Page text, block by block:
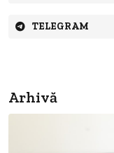
TELEGRAM
Arhivă